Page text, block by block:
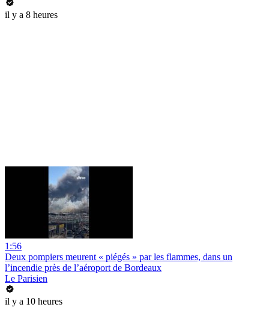
il y a 8 heures
1:56
Deux pompiers meurent « piégés » par les flammes, dans un
l’incendie près de l’aéroport de Bordeaux
Le Parisien
il y a 10 heures